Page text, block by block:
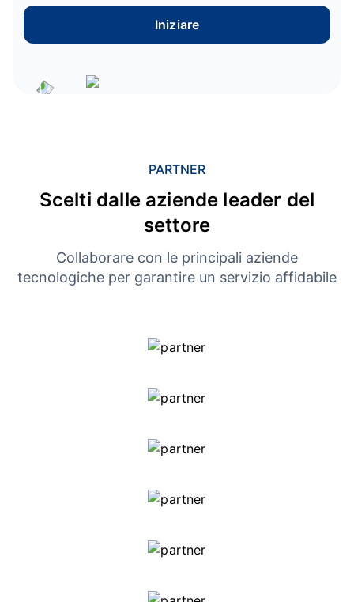
Iniziare
PARTNER
Scelti dalle aziende leader del
settore
Collaborare con le principali aziende
tecnologiche per garantire un servizio affidabile